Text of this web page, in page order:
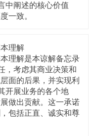
中阐述的核心价值
一致。
理解
理解是本谅解备忘录
，考虑其商业决策和
面的后果，并实现利
开展业务的各个地
做出贡献。这一承诺
包括正直、诚实和尊